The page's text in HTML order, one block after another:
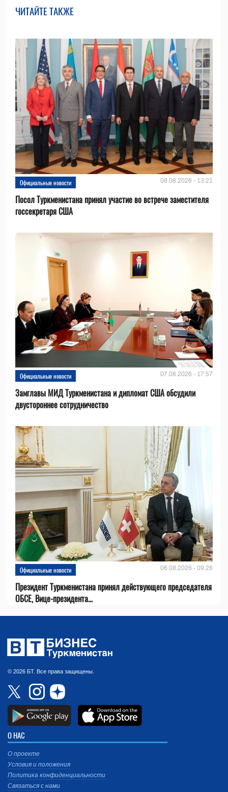
ЧИТАЙТЕ ТАКЖЕ
Официальные новости 08.08.2026 - 13:21
Посол Туркменистана принял участие во встрече заместителя
госсекретаря США
Официальные новости 07.08.2026 - 17:57
Замглавы МИД Туркменистана и дипломат США обсудили
двустороннее сотрудничество
Официальные новости 06.08.2026 - 09:26
Президент Туркменистана принял действующего председателя
ОБСЕ, Вице-президента...
© 2026 БТ. Все права защищены.
О НАС
О проекте
Условия и положения
Политика конфиденциальности
Связаться с нами